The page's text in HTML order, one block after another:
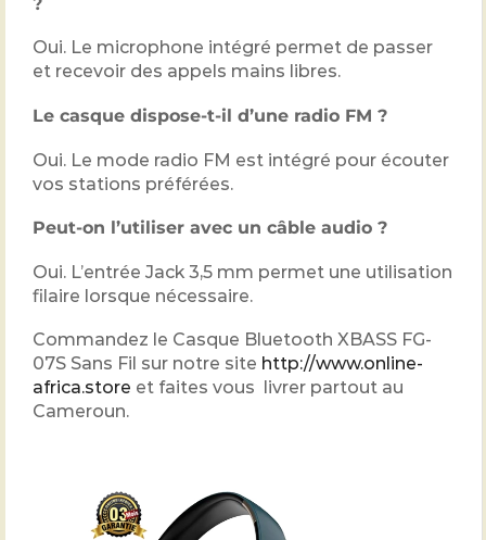
Oui. Le microphone intégré permet de passer
et recevoir des appels mains libres.
Le casque dispose-t-il d’une radio FM ?
Oui. Le mode radio FM est intégré pour écouter
vos stations préférées.
Peut-on l’utiliser avec un câble audio ?
Oui. L’entrée Jack 3,5 mm permet une utilisation
filaire lorsque nécessaire.
Commandez le Casque Bluetooth XBASS FG-
07S Sans Fil sur notre site http://www.online-
africa.store et faites vous livrer partout au
Cameroun.